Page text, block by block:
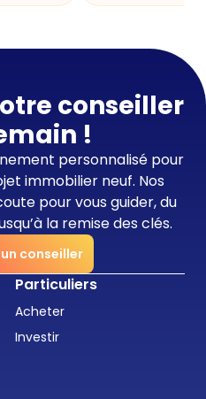
conseiller
!
personnalisé pour
immobilier neuf. Nos
pour vous guider, du
la remise des clés.
conseiller
Particuliers
Acheter
Investir